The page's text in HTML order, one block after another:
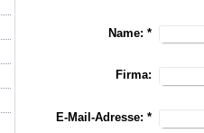
Name: *
Firma:
E-Mail-Adresse: *